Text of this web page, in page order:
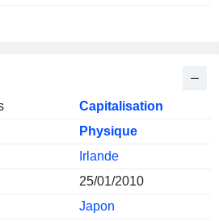
Capitalisation
Physique
Irlande
25/01/2010
Japon